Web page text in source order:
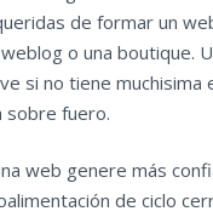
de formar un
o una boutique.
si no tiene muchisima
sobre fuero.
web genere más
de ciclo